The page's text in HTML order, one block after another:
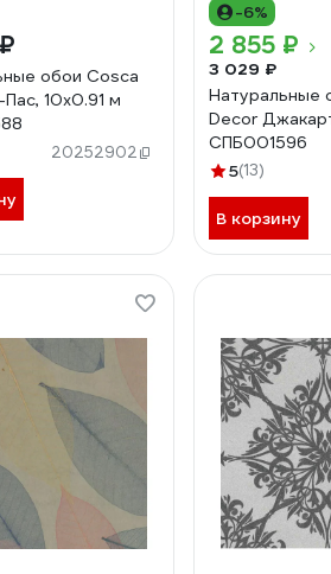
обои Cosca
10x0.91 м
20252902
-6%
2 855 ₽
3 029 ₽
Натуральные
Decor
СПБ001596
5(13)
В корзину